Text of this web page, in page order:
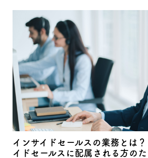
インサイドセールスの業務とは
イドセールスに配属される方の